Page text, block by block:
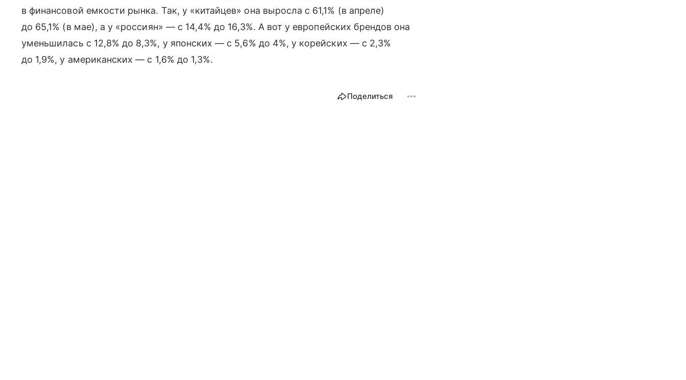
в финансовой емкости рынка. Так, у «китайцев» она выросла с 61,1% (в апреле)
до 65,1% (в мае), а у «россиян» — с 14,4% до 16,3%. А вот у европейских брендов она
уменьшилась с 12,8% до 8,3%, у японских — с 5,6% до 4%, у корейских — с 2,3%
до 1,9%, у американских — с 1,6% до 1,3%.
Поделиться